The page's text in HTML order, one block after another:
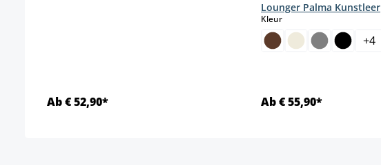
Ab € 52,90*
Lounger Palma Kunstleer
Kleurselect
+4
Ab € 55,90*